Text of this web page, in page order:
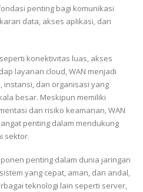
penting bagi komunikasi
data, akses aplikasi, dan
konektivitas luas, akses
layanan cloud, WAN menjadi
instansi, dan organisasi yang
besar. Meskipun memiliki
dan risiko keamanan, WAN
penting dalam mendukung
sektor.
penting dalam dunia jaringan
yang cepat, aman, dan andal,
teknologi lain seperti server,